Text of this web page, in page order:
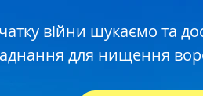
війни шукаємо та
для нищення